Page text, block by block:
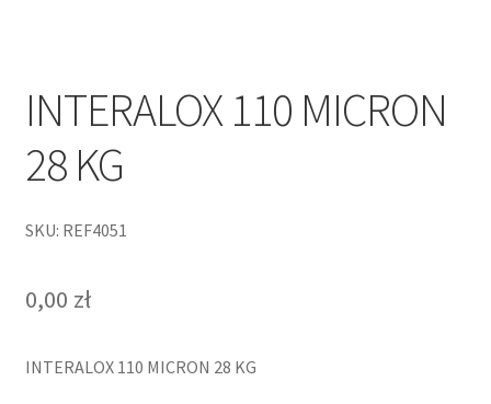
INTERALOX 110 MICRON
28 KG
SKU: REF4051
0,00 zł
INTERALOX 110 MICRON 28 KG